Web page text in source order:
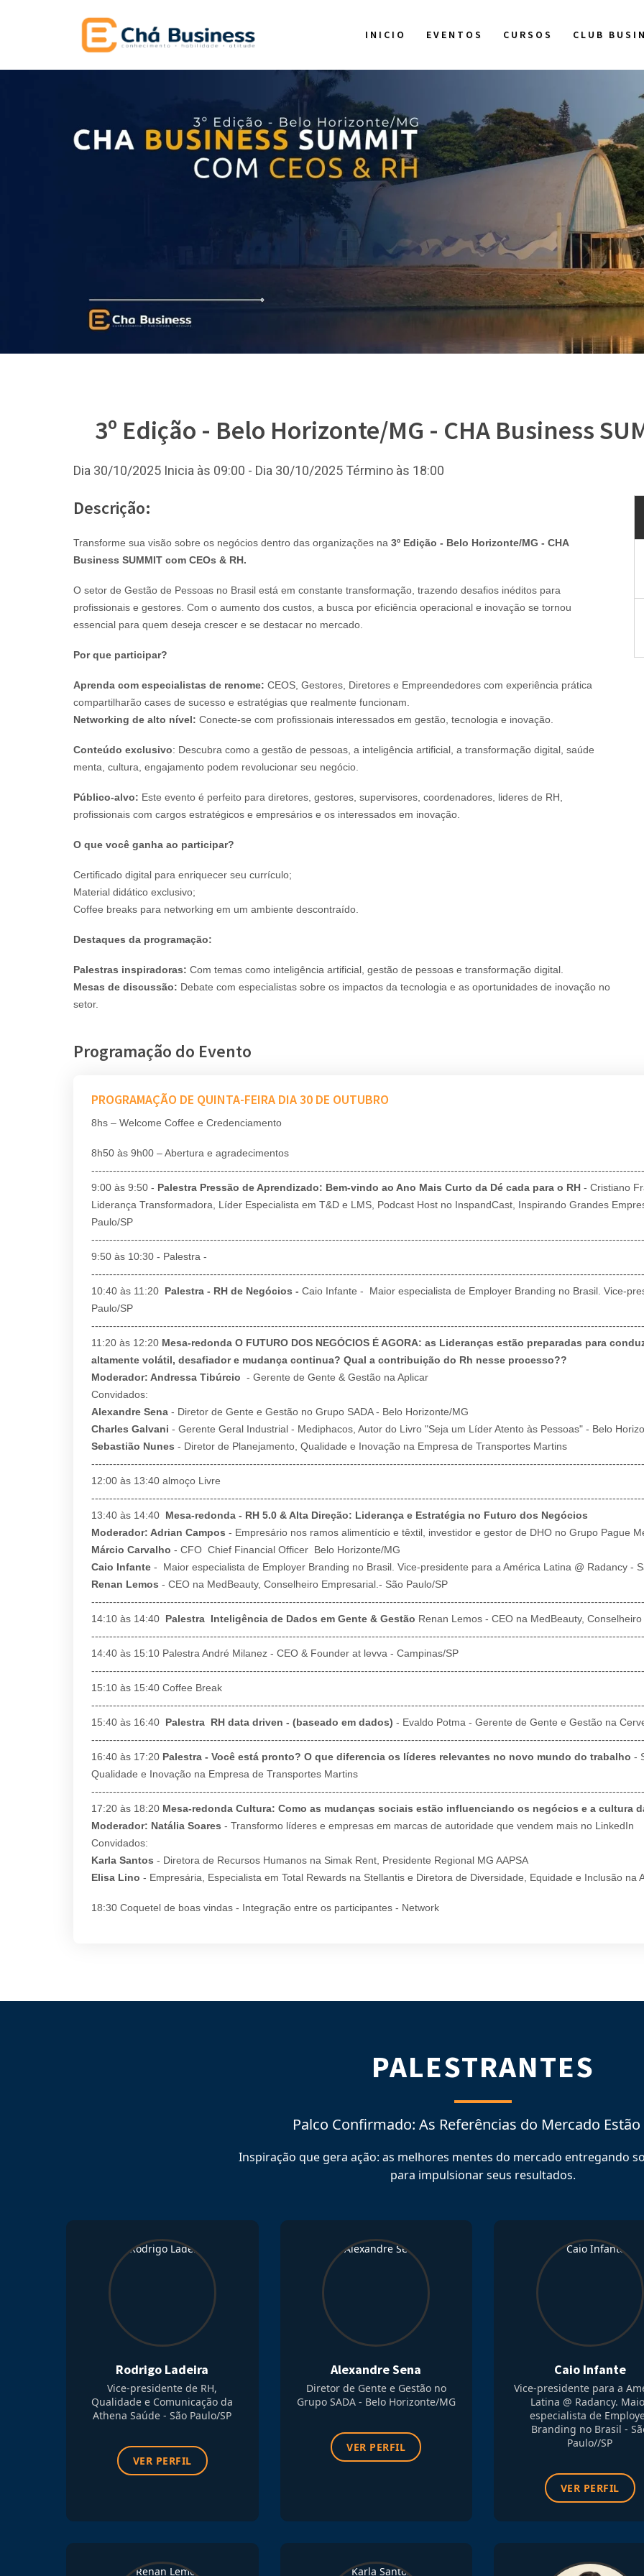
INICIO EVENTOS CURSOS CLUB
3º Edição - Belo Horizonte/MG - CHA Business
Dia 30/10/2025 Inicia às 09:00 - Dia 30/10/2025 Término às 18:00
Descrição:
Transforme sua visão sobre os negócios dentro das organizações na 3º Edição - Belo Horizonte/MG - CHA
Business SUMMIT com CEOs & RH.
O setor de Gestão de Pessoas no Brasil está em constante transformação, trazendo desafios inéditos para
profissionais e gestores. Com o aumento dos custos, a busca por eficiência operacional e inovação se tornou
essencial para quem deseja crescer e se destacar no mercado.
Por que participar?
Aprenda com especialistas de renome: CEOS, Gestores, Diretores e Empreendedores com experiência prática
compartilharão cases de sucesso e estratégias que realmente funcionam.
Networking de alto nível: Conecte-se com profissionais interessados em gestão, tecnologia e inovação.
Conteúdo exclusivo: Descubra como a gestão de pessoas, a inteligência artificial, a transformação digital, saúde
menta, cultura, engajamento podem revolucionar seu negócio.
Público-alvo: Este evento é perfeito para diretores, gestores, supervisores, coordenadores, lideres de RH,
profissionais com cargos estratégicos e empresários e os interessados em inovação.
O que você ganha ao participar?
Certificado digital para enriquecer seu currículo;
Material didático exclusivo;
Coffee breaks para networking em um ambiente descontraído.
Destaques da programação:
Palestras inspiradoras: Com temas como inteligência artificial, gestão de pessoas e transformação digital.
Mesas de discussão: Debate com especialistas sobre os impactos da tecnologia e as oportunidades de inovação no
setor.
Programação do Evento
PROGRAMAÇÃO DE QUINTA-FEIRA DIA 30 DE OUTUBRO
8hs – Welcome Coffee e Credenciamento
8h50 às 9h00 – Abertura e agradecimentos
9:00 às 9:50 - Palestra Pressão de Aprendizado: Bem-vindo ao Ano Mais Curto da Dé cada para o RH - Cristiano
Liderança Transformadora, Líder Especialista em T&D e LMS, Podcast Host no InspandCast, Inspirando Grandes
Paulo/SP
9:50 às 10:30 - Palestra -
10:40 às 11:20 Palestra - RH de Negócios - Caio Infante - Maior especialista de Employer Branding no Brasil. Vice-
Paulo/SP
11:20 às 12:20 Mesa-redonda O FUTURO DOS NEGÓCIOS É AGORA: as Lideranças estão preparadas para
altamente volátil, desafiador e mudança continua? Qual a contribuição do Rh nesse processo??
Moderador: Andressa Tibúrcio - Gerente de Gente & Gestão na Aplicar
Convidados:
Alexandre Sena - Diretor de Gente e Gestão no Grupo SADA - Belo Horizonte/MG
Charles Galvani - Gerente Geral Industrial - Mediphacos, Autor do Livro "Seja um Líder Atento às Pessoas" - Belo
Sebastião Nunes - Diretor de Planejamento, Qualidade e Inovação na Empresa de Transportes Martins
12:00 às 13:40 almoço Livre
13:40 às 14:40 Mesa-redonda - RH 5.0 & Alta Direção: Liderança e Estratégia no Futuro dos Negócios
Moderador: Adrian Campos - Empresário nos ramos alimentício e têxtil, investidor e gestor de DHO no Grupo Pague
Márcio Carvalho - CFO Chief Financial Officer Belo Horizonte/MG
Caio Infante - Maior especialista de Employer Branding no Brasil. Vice-presidente para a América Latina @ Radancy -
Renan Lemos - CEO na MedBeauty, Conselheiro Empresarial.- São Paulo/SP
14:10 às 14:40 Palestra Inteligência de Dados em Gente & Gestão Renan Lemos - CEO na MedBeauty,
14:40 às 15:10 Palestra André Milanez - CEO & Founder at levva - Campinas/SP
15:10 às 15:40 Coffee Break
15:40 às 16:40 Palestra RH data driven - (baseado em dados) - Evaldo Potma - Gerente de Gente e Gestão na
16:40 às 17:20 Palestra - Você está pronto? O que diferencia os líderes relevantes no novo mundo do trabalho -
Qualidade e Inovação na Empresa de Transportes Martins
17:20 às 18:20 Mesa-redonda Cultura: Como as mudanças sociais estão influenciando os negócios e a cultura
Moderador: Natália Soares - Transformo líderes e empresas em marcas de autoridade que vendem mais no LinkedIn
Convidados:
Karla Santos - Diretora de Recursos Humanos na Simak Rent, Presidente Regional MG AAPSA
Elisa Lino - Empresária, Especialista em Total Rewards na Stellantis e Diretora de Diversidade, Equidade e Inclusão na
18:30 Coquetel de boas vindas - Integração entre os participantes - Network
PALESTRANTES
Palco Confirmado: As Referências do Mercado
Inspiração que gera ação: as melhores mentes do mercado entregando
para impulsionar seus resultados.
Rodrigo Ladeira
Vice-presidente de RH,
Qualidade e Comunicação da
Athena Saúde - São Paulo/SP
VER PERFIL
Alexandre Sena
Diretor de Gente e Gestão no
Grupo SADA - Belo Horizonte/MG
VER PERFIL
Caio Infante
Vice-presidente para a
Latina @ Radancy.
especialista de
Branding no Brasil -
Paulo//SP
VER PERFIL